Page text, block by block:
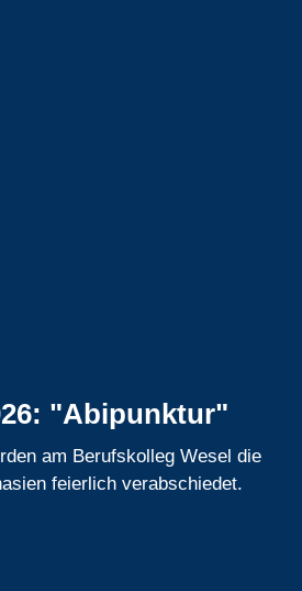
"Abipunktur"
am Berufskolleg Wesel die
feierlich verabschiedet.